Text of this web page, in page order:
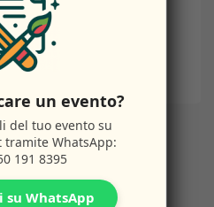
SAN MASSIMO
SEPINO
Eventi
un evento?
del tuo evento su
tramite WhatsApp:
191 8395
su WhatsApp